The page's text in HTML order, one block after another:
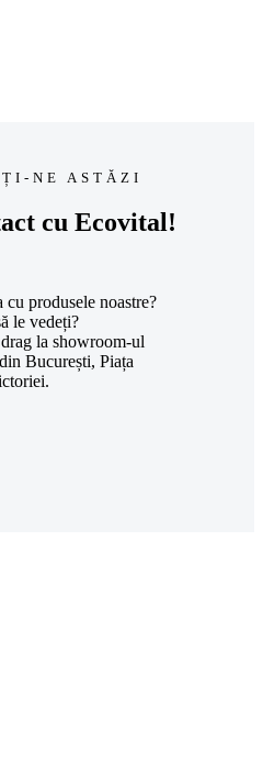
NE ASTĂZI
cu Ecovital!
cu produsele noastre?
le vedeți?
la showroom-ul
București, Piața